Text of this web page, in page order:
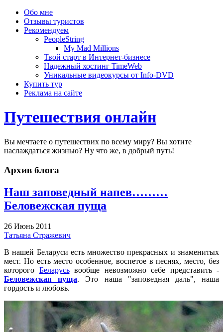
Обо мне
Отзывы туристов
Рекомендуем
PeopleString
My Mad Millions
Твой старт в Интернет-бизнесе
Надежный хостинг TimeWeb
Уникальные видеокурсы от Info-DVD
Купить тур
Реклама на сайте
Путешествия онлайн
Вы мечтаете о путешествих по всему миру? Вы хотите
наслаждаться жизнью? Ну что же, в добрый путь!
Архив блога
Наш заповедный напев………
Беловежская пуща
26 Июнь 2011
Татьяна Стражевич
В нашей Беларуси есть множество прекрасных и знаменитых
мест. Но есть место особенное, воспетое в песнях, место, без
которого Беларусьвообще невозможно себе представить -
Беловежская пуща. Это наша "заповедная даль", наша
гордость и любовь.